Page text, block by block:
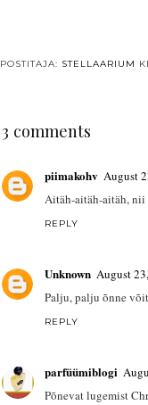
POSTITAJA: STELLAARIUM
3 comments
piimakohv August
Aitäh-aitäh-aitäh, nii
REPLY
Unknown August
Palju, palju õnne
REPLY
parfüümiblogi
Põnevat lugemist